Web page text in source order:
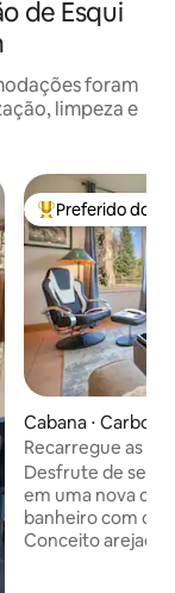
de Esqui
foram
limpeza e
Entre os
Preferido dos
Cabana ⋅
Recarregue as
incrível na
Desfrute de
em uma nova
banheiro com
Conceito arejado